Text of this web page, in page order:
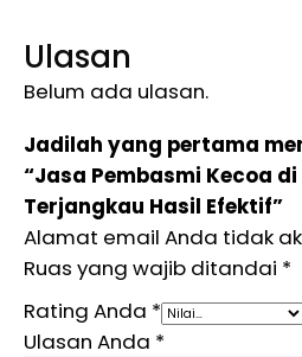
Ulasan
Belum ada ulasan.
Jadilah yang pertama
“Jasa Pembasmi Kecoa
Terjangkau Hasil Efektif”
Alamat email Anda tidak
Ruas yang wajib ditandai *
Rating Anda *
Ulasan Anda *